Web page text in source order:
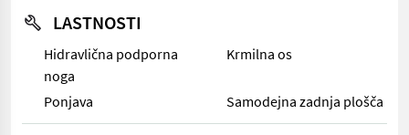
LASTNOSTI
Hidravlična podporna
noga
Krmilna os
Ponjava Samodejna zadnja plošča